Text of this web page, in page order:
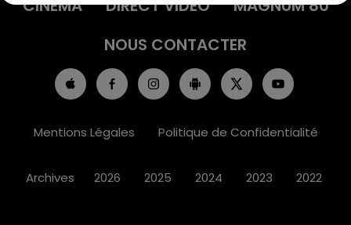
CINÉMA
DIRECT VIDÉO
MAGNUM 80
NOUS CONTACTER
Mentions Légales Politique de Confidentialité
Archives 2026 2025 2024 2023 2022